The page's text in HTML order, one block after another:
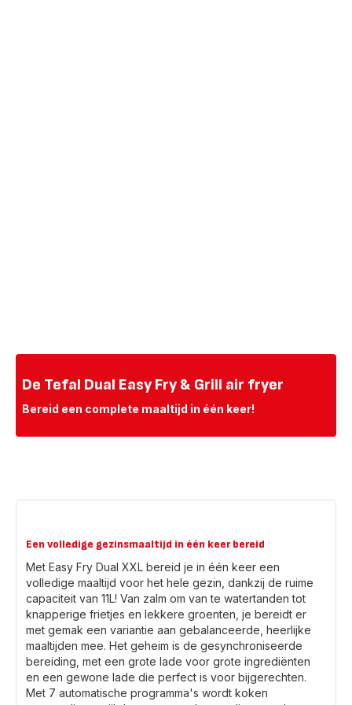
De Tefal Dual Easy Fry & Grill air fryer
Bereid een complete maaltijd in één keer!
Een volledige gezinsmaaltijd in één keer bereid
Met Easy Fry Dual XXL bereid je in één keer een
volledige maaltijd voor het hele gezin, dankzij de ruime
capaciteit van 11L! Van zalm om van te watertanden tot
knapperige frietjes en lekkere groenten, je bereidt er
met gemak een variantie aan gebalanceerde, heerlijke
maaltijden mee. Het geheim is de gesynchroniseerde
bereiding, met een grote lade voor grote ingrediënten
en een gewone lade die perfect is voor bijgerechten.
Met 7 automatische programma's wordt koken